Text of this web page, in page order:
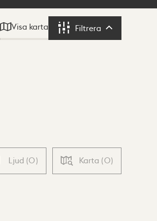
Visa karta Filtrera Filtrera
Ljud (0) Karta (0)